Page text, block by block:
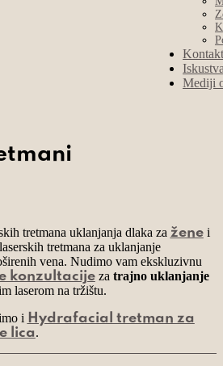
Kontakt
Mediji
tretmana uklanjanja dlaka za ženei
tretmana za uklanjanje
vena. Nudimo vam ekskluzivnu
konzultacijeza trajno uklanjanje
laserom na tržištu.
i Hydrafacial tretman za
lica.